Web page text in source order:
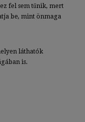
fel sem tűnik, mert
be, mint önmaga
láthatók
is.